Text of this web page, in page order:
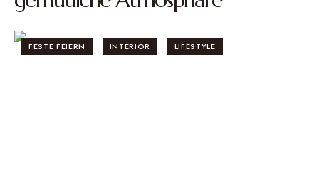
FESTE FEIERN INTERIOR LIFESTYLE